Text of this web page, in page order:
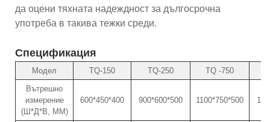
да оцени тяхната надеждност за дългосрочна
употреба в такива тежки среди.
Спецификация
Модел TQ-150 TQ-250 TQ -750
Вътрешно
измерение
(Ш*Д*В, ММ)
600*450*400 900*600*500 1100*750*500